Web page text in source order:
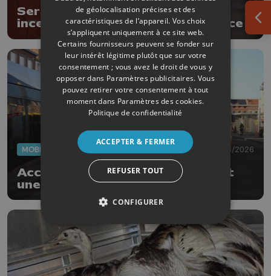
Seraing : un blessé léger dans un
incendie au stand de tir de la police
MOBILITÉ 27/05/2026
Accident entre 3 bus : le choc fait
une dizaine de blessés
de géolocalisation précises et des
caractéristiques de l’appareil. Vos choix
s’appliquent uniquement à ce site web.
Certains fournisseurs peuvent se fonder sur
leur intérêt légitime plutôt que sur votre
consentement ; vous avez le droit de vous y
opposer dans Paramètres publicitaires. Vous
pouvez retirer votre consentement à tout
moment dans Paramètres des cookies.
Politique de confidentialité
ACCEPTER & FERMER
REFUSER TOUT
CONFIGURER